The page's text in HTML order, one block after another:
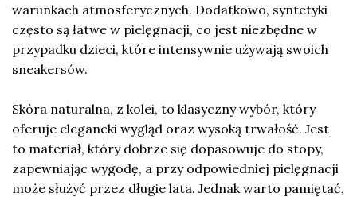
warunkach atmosferycznych. Dodatkowo, syntetyki
często są łatwe w pielęgnacji, co jest niezbędne w
przypadku dzieci, które intensywnie używają swoich
sneakersów.
Skóra naturalna, z kolei, to klasyczny wybór, który
oferuje elegancki wygląd oraz wysoką trwałość. Jest
to materiał, który dobrze się dopasowuje do stopy,
zapewniając wygodę, a przy odpowiedniej pielęgnacji
może służyć przez długie lata. Jednak warto pamiętać,